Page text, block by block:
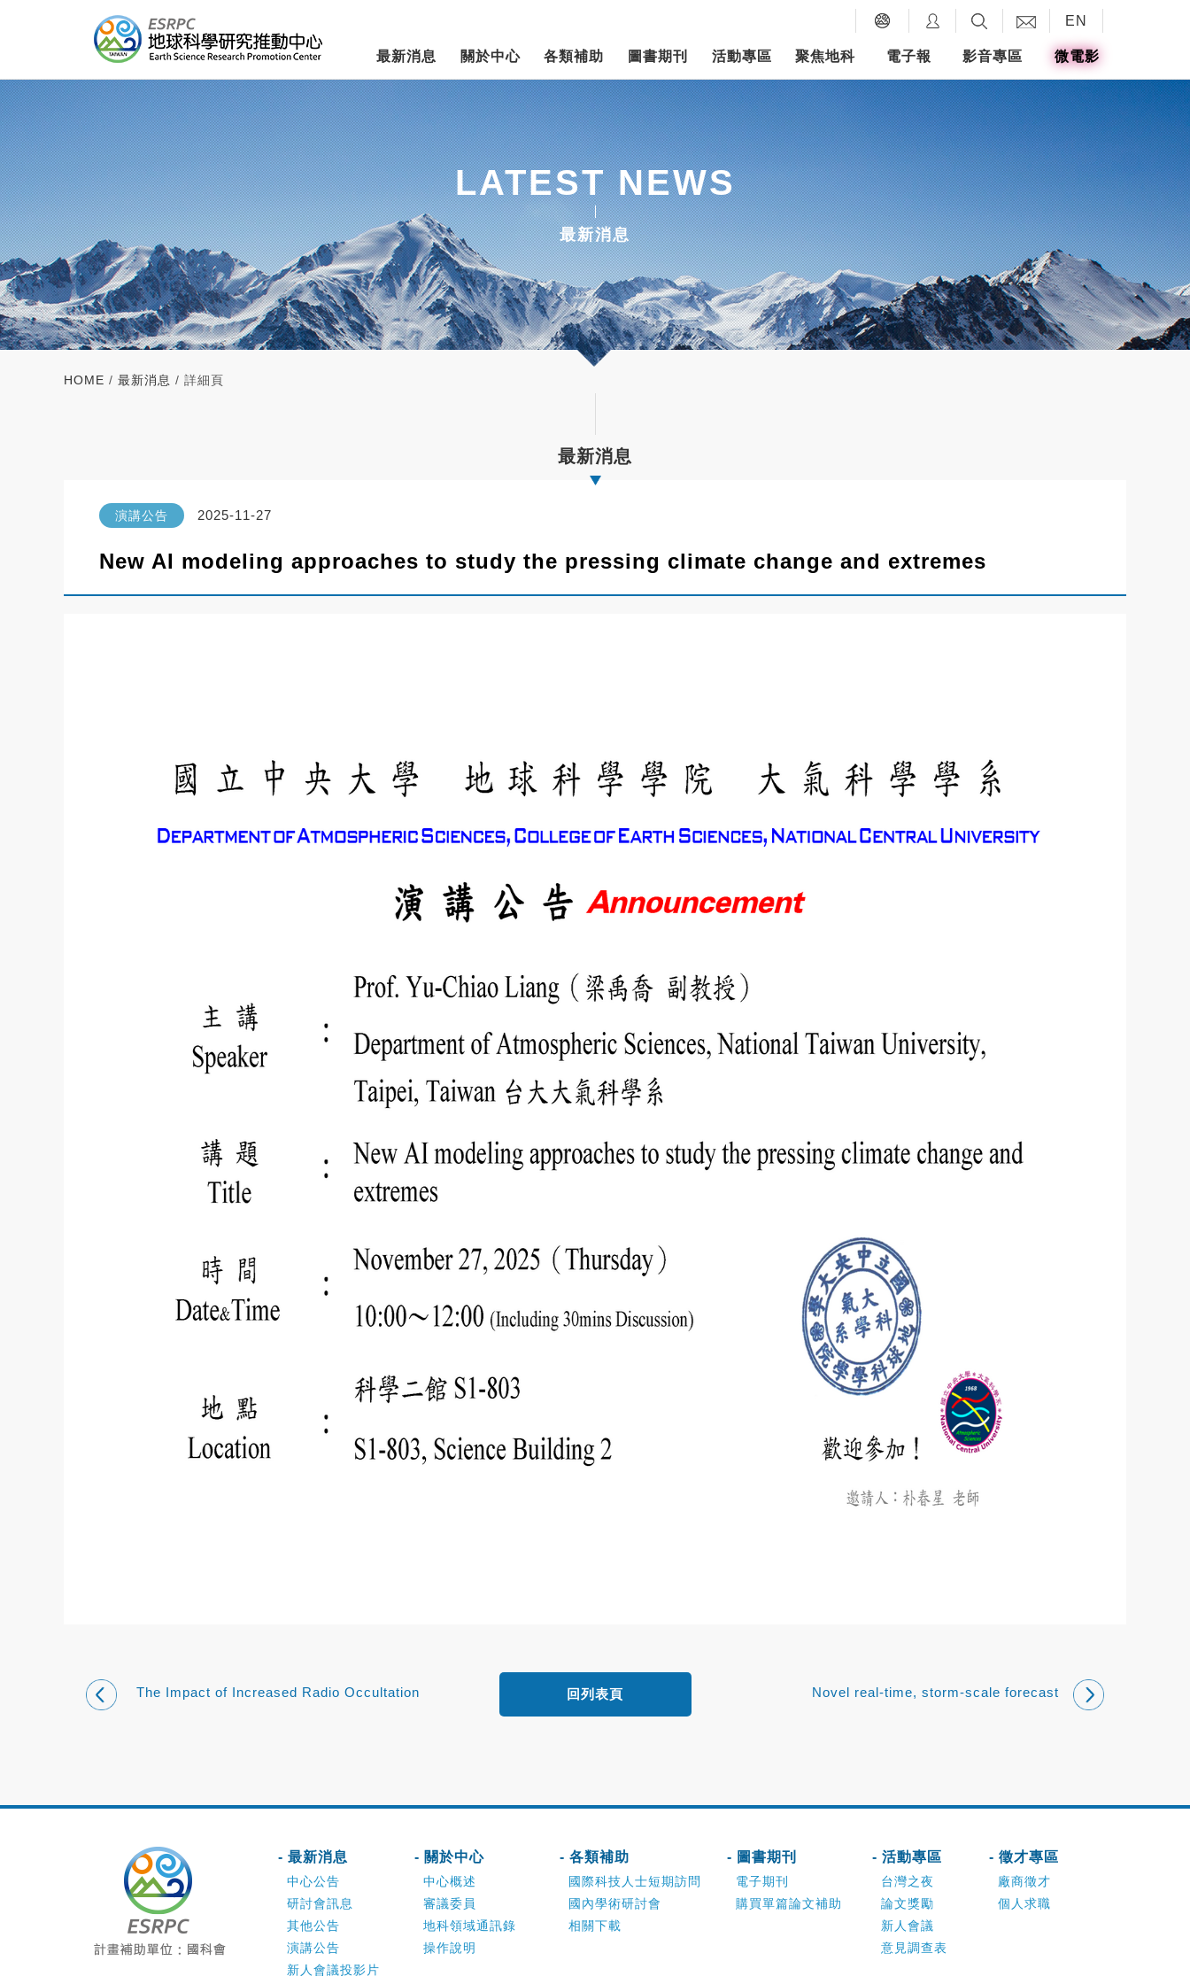
EN
最新消息 關於中心 各類補助 圖書期刊 活動專區 聚焦地科 電子報 影音專區 微電影
LATEST NEWS
最新消息
HOME / 最新消息 / 詳細頁
最新消息
演講公告 2025-11-27
New AI modeling approaches to study the pressing climate change and extremes
The Impact of Increased Radio Occultation
Novel real-time, storm-scale forecast
回列表頁
- 最新消息
中心公告
研討會訊息
其他公告
演講公告
新人會議投影片
- 關於中心
中心概述
審議委員
地科領域通訊錄
操作說明
- 各類補助
國際科技人士短期訪問
國內學術研討會
相關下載
- 圖書期刊
電子期刊
購買單篇論文補助
- 活動專區
台灣之夜
論文獎勵
新人會議
意見調查表
- 徵才專區
廠商徵才
個人求職